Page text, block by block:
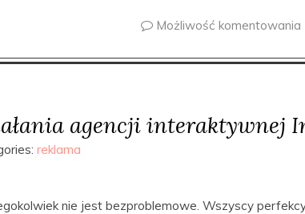
Możliwość komentowania
agencji interaktywnej
reklama
nie jest bezproblemowe. Wszyscy